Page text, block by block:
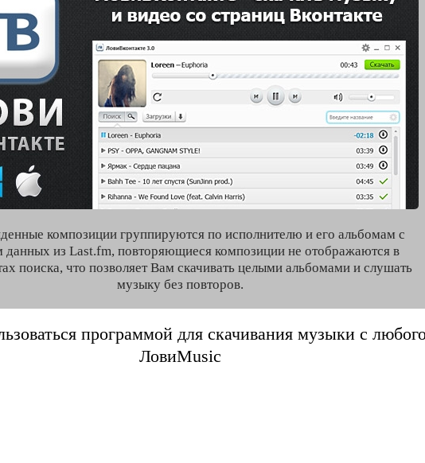
композиции группируются по исполнителю и его альбомам с
данных из Last.fm, повторяющиеся композиции не отображаются в
поиска, что позволяет Вам скачивать целыми альбомами и слушать
музыку без повторов.
программой для скачивания музыки с
ЛовиMusic